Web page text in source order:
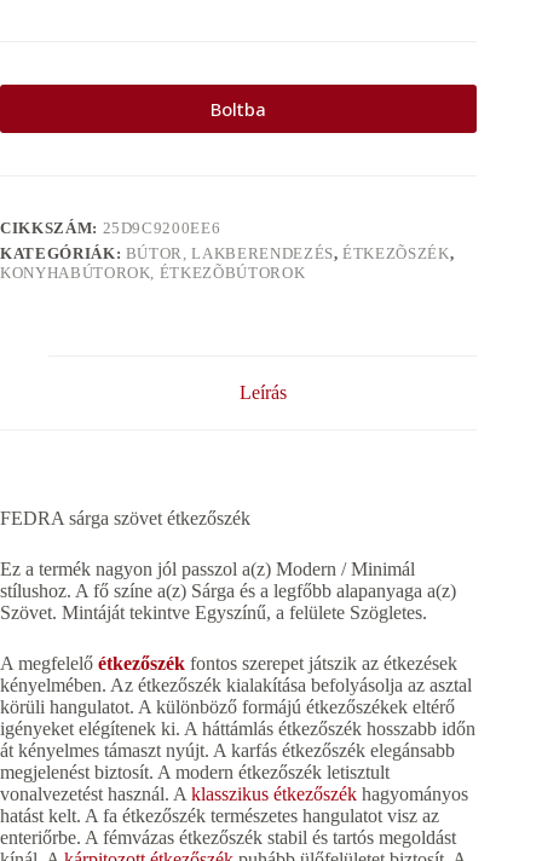
Boltba
CIKKSZÁM: 25D9C9200EE6
KATEGÓRIÁK: BÚTOR, LAKBERENDEZÉS,ÉTKEZÕSZÉK,
KONYHABÚTOROK, ÉTKEZÕBÚTOROK
Leírás
FEDRA sárga szövet étkezőszék
Ez a termék nagyon jól passzol a(z) Modern / Minimál
stílushoz. A fő színe a(z) Sárga és a legfőbb alapanyaga a(z)
Szövet. Mintáját tekintve Egyszínű, a felülete Szögletes.
A megfelelő étkezőszék fontos szerepet játszik az étkezések
kényelmében. Az étkezőszék kialakítása befolyásolja az asztal
körüli hangulatot. A különböző formájú étkezőszékek eltérő
igényeket elégítenek ki. A háttámlás étkezőszék hosszabb időn
át kényelmes támaszt nyújt. A karfás étkezőszék elegánsabb
megjelenést biztosít. A modern étkezőszék letisztult
vonalvezetést használ. A klasszikus étkezőszék hagyományos
hatást kelt. A fa étkezőszék természetes hangulatot visz az
enteriőrbe. A fémvázas étkezőszék stabil és tartós megoldást